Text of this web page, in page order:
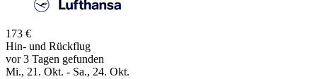
173 €
Hin- und Rückflug
vor 3 Tagen gefunden
Mi., 21. Okt. - Sa., 24. Okt.